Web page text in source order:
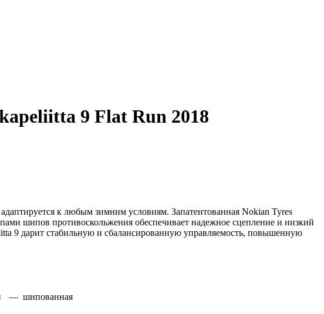
9 Flat Run 2018
к любым зимним условиям. Запатентованная Nokian Tyres
шипов противоскольжения обеспечивает надежное сцепление и низкий
9 дарит стабильную и сбалансированную управляемость, повышенную
— шипованная